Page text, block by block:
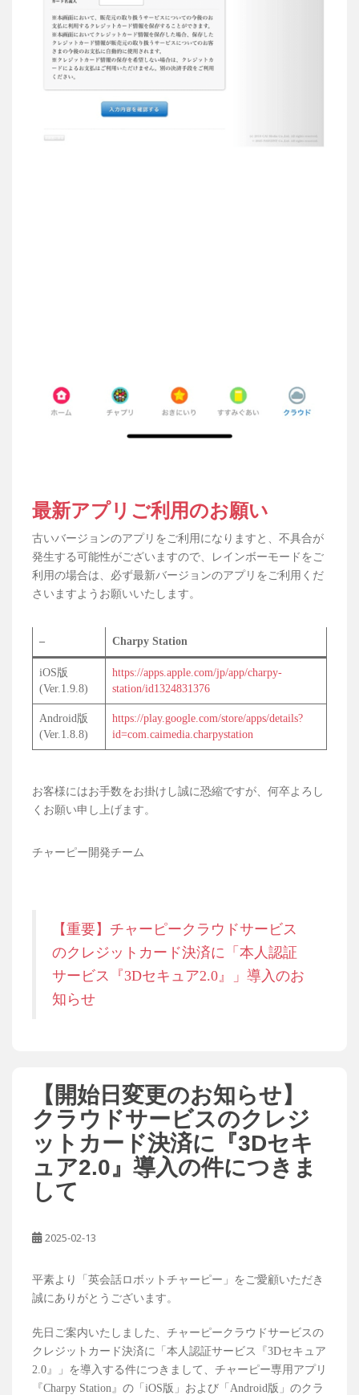
最新アプリご利用のお願い
古いバージョンのアプリをご利用になりますと、不具合が
発生する可能性がございますので、レインボーモードをご
利用の場合は、必ず最新バージョンのアプリをご利用くだ
さいますようお願いいたします。
– Charpy Station
iOS版
(Ver.1.9.8)
https://apps.apple.com/jp/app/charpy-
station/id1324831376
Android版
(Ver.1.8.8)
https://play.google.com/store/apps/details?
id=com.caimedia.charpystation
お客様にはお手数をお掛けし誠に恐縮ですが、何卒よろし
くお願い申し上げます。
チャーピー開発チーム
【重要】チャーピークラウドサービス
のクレジットカード決済に「本人認証
サービス『3Dセキュア2.0』」導入のお
知らせ
【開始日変更のお知らせ】
クラウドサービスのクレジ
ットカード決済に『3Dセキ
ュア2.0』導入の件につきま
して
2025-02-13
平素より「英会話ロボットチャーピー」をご愛顧いただき
誠にありがとうございます。
先日ご案内いたしました、チャーピークラウドサービスの
クレジットカード決済に「本人認証サービス『3Dセキュア
2.0』」を導入する件につきまして、チャーピー専用アプリ
『Charpy Station』の「iOS版」および「Android版」のクラ